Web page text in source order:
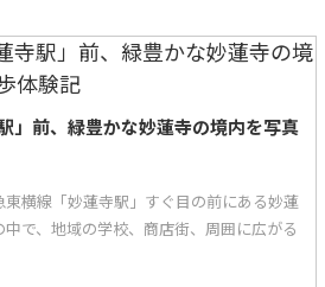
」前、緑豊かな妙蓮寺の境内を写真
横線「妙蓮寺駅」すぐ目の前にある妙蓮
で、地域の学校、商店街、周囲に広がる